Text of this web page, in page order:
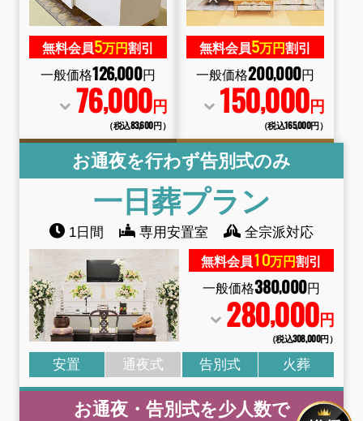
無料会員5万円割引
一般価格126,000円
76,000円
（税込83,600円）
無料会員5万円割引
一般価格200,000円
150,000円
（税込165,000円）
お通夜を行わず告別式のみ
一日葬プラン
1日間 専用安置室 全宗派対応
無料会員10万円割引
一般価格380,000円
280,000円
（税込308,000円）
安置 通夜式 告別式 火葬
お通夜・告別式を少人数で